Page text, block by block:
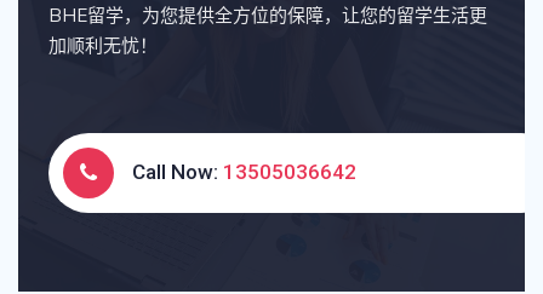
BHE留学，为您提供全方位的保障，让您的留学生活更
加顺利无忧！
Call Now: 13505036642